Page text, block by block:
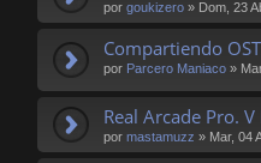
por goukizero » Dom, 23
Compartiendo
por Parcero Maniaco »
Real Arcade Pro.
por mastamuzz » Mar, 04